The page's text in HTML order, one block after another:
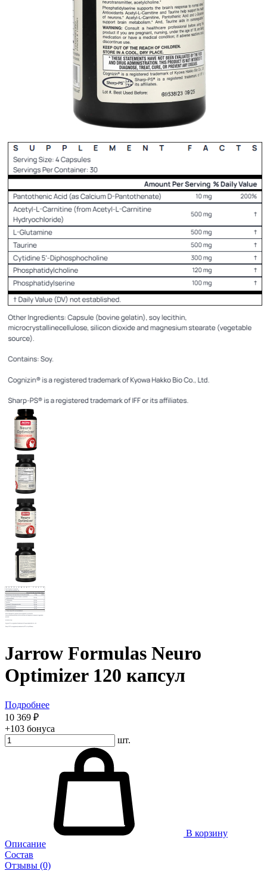
Jarrow Formulas Neuro
Optimizer 120 капсул
Подробнее
10 369 ₽
+103 бонуса
шт.
В корзину
Описание
Состав
Отзывы (0)